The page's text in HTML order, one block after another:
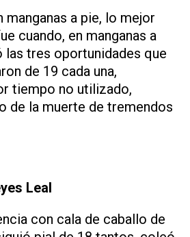
a pie, lo mejor
cuando, en manganas a
las tres oportunidades que
de 19 cada una,
tiempo no utilizado,
de la muerte de tremendos
Leal
con cala de caballo de